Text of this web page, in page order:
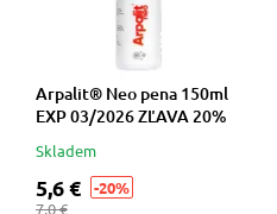
Arpalit® Neo pena 150ml
EXP 03/2026 ZĽAVA 20%
Skladem
5,6 €
-20%
7,0 €